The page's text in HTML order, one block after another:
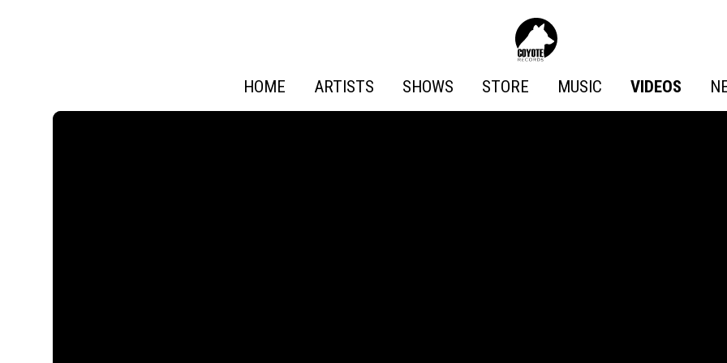
Records
HOME ARTISTS SHOWS STORE MUSIC VIDEOS